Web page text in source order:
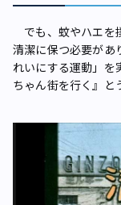
でも、蚊やハエを
清潔に保つ必要があ
れいにする運動」を
ちゃん街を行く』と